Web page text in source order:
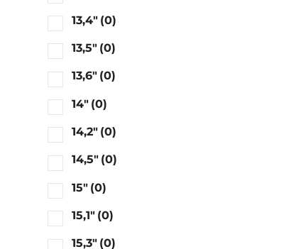
13,4" (0)
13,5" (0)
13,6" (0)
14" (0)
14,2" (0)
14,5" (0)
15" (0)
15,1" (0)
15,3" (0)